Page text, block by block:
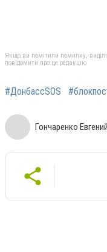
Якщо ви помітили помилку,
повідомити про це редакцію
#ДонбассSOS
Гончаренко Евгений